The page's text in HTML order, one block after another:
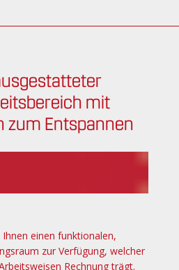
mit
zum Entspannen
Ihnen einen funktionalen,
zur Verfügung, welcher
Rechnung trägt.